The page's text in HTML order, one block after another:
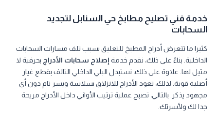
خدمة فني تصليح مطابخ حي السنابل لتجديد
السحابات
كثيرا ما تتعرض أدراج المطبخ للتعليق بسبب تلف مسارات السحابات
الداخلية. بناءً على ذلك، نقدم خدمة إصلاح سحابات الأدراج بحرفية لا
مثيل لها. علاوة على ذلك، نستبدل البلي الداخلي التالف بقطع غيار
أصلية قوية. لذلك، تعود الأدراج للانزلاق بسلاسة ويسر تام دون أي
مجهود يذكر. بالتالي، تصبح عملية ترتيب الأواني داخل الأدراج مريحة
جدا لك ولأسرتك.